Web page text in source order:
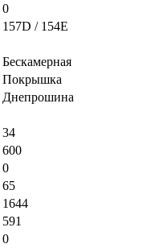
0
157D / 154E
Бескамерная
Покрышка
Днепрошина
34
600
0
65
1644
591
0